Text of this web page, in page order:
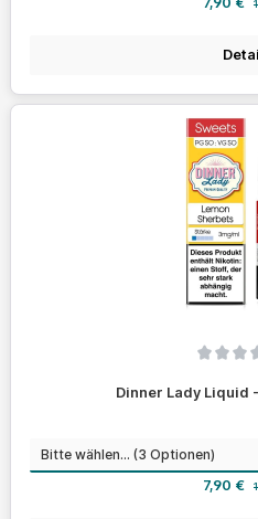
Dinner Lady Liquid
Nikotinstärkeauswählen
7,90 €